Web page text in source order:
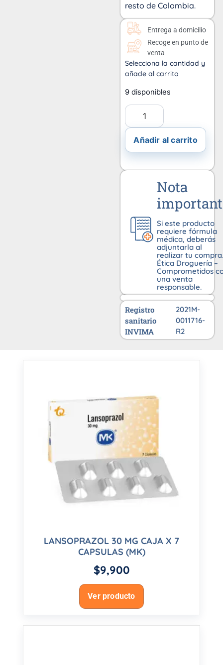
resto de Colombia.
Entrega a domicilio
Recoge en punto de
venta
Selecciona la cantidad y
añade al carrito
9 disponibles
Añadir al carrito
Nota
Si este producto
requiere fórmula
médica, deberás
adjuntarla al
realizar tu compra.
Ética Droguería –
Comprometidos
una venta
responsable.
Registro
sanitario
INVIMA
2021M-
0011716-
R2
LANSOPRAZOL 30 MG CAJA X 7
CAPSULAS (MK)
$9,900
Ver producto